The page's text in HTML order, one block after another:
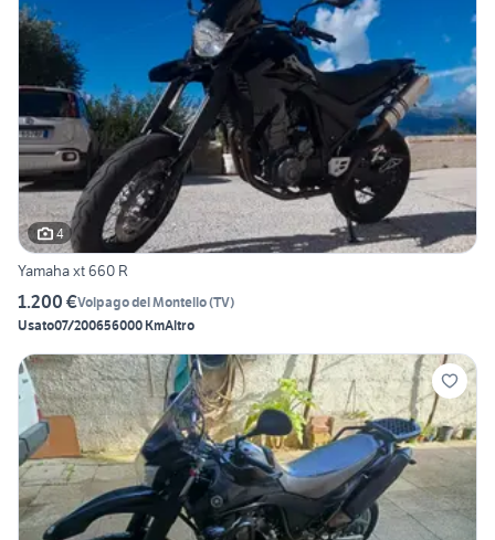
4
Yamaha xt 660 R
1.200 €Volpago del Montello(TV)
Usato07/200656000 KmAltro